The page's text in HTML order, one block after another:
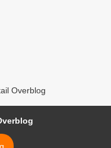
Overblog